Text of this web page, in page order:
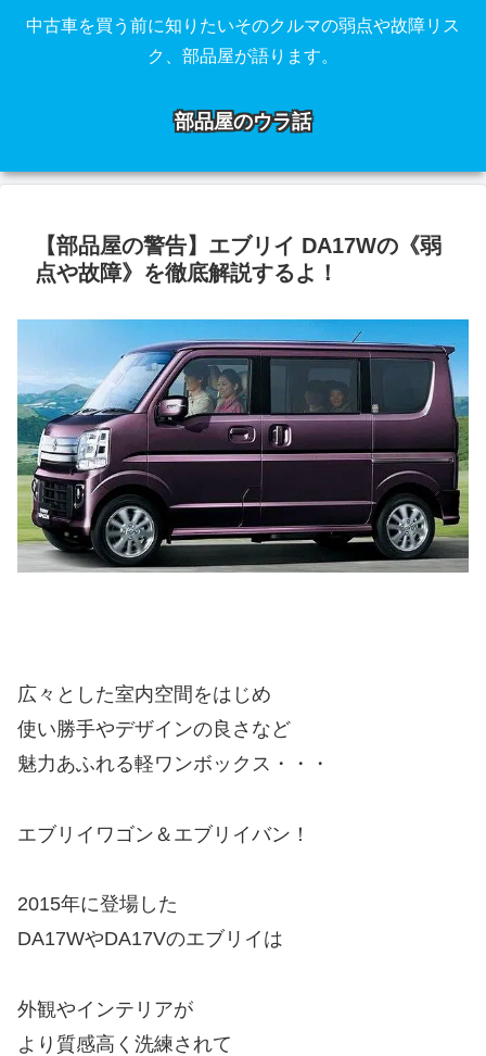
中古車を買う前に知りたいそのクルマの弱点や故障リス
ク、部品屋が語ります。
部品屋のウラ話
【部品屋の警告】エブリイ DA17Wの《弱
点や故障》を徹底解説するよ！
広々とした室内空間をはじめ
使い勝手やデザインの良さなど
魅力あふれる軽ワンボックス・・・
エブリイワゴン＆エブリイバン！
2015年に登場した
DA17WやDA17Vのエブリイは
外観やインテリアが
より質感高く洗練されて